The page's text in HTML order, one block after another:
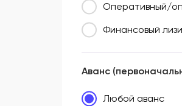
Оперативный/
Финансовый
Аванс
Любой аванс